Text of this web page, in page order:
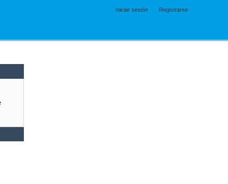
Iniciar sesión Registrarse